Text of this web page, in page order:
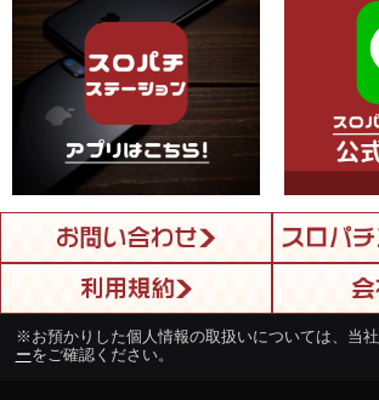
※お預かりした個人情報の取扱いについては、当社
ーをご確認ください。